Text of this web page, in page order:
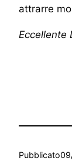
attrarre
Eccellente
Pubblicato